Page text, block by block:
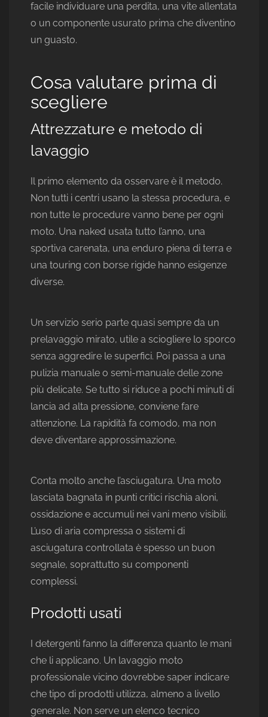
facile individuare una perdita, una vite allentata
o un componente usurato prima che diventino
un guasto.
Cosa valutare prima di
scegliere
Attrezzature e metodo di
lavaggio
Il primo elemento da osservare è il metodo.
Non tutti i centri usano la stessa procedura, e
non tutte le procedure vanno bene per ogni
moto. Una naked usata tutto l’anno, una
sportiva carenata, una enduro piena di terra e
una touring con borse rigide hanno esigenze
diverse.
Un servizio serio parte quasi sempre da un
prelavaggio mirato, utile a sciogliere lo sporco
senza aggredire le superfici. Poi passa a una
pulizia manuale o semi-manuale delle zone
più delicate. Se tutto si riduce a pochi minuti di
lancia ad alta pressione, conviene fare
attenzione. La rapidità fa comodo, ma non
deve diventare approssimazione.
Conta molto anche l’asciugatura. Una moto
lasciata bagnata in punti critici rischia aloni,
ossidazione e accumuli nei vani meno visibili.
L’uso di aria compressa o sistemi di
asciugatura controllata è spesso un buon
segnale, soprattutto su componenti
complessi.
Prodotti usati
I detergenti fanno la differenza quanto le mani
che li applicano. Un lavaggio moto
professionale vicino dovrebbe saper indicare
che tipo di prodotti utilizza, almeno a livello
generale. Non serve un elenco tecnico